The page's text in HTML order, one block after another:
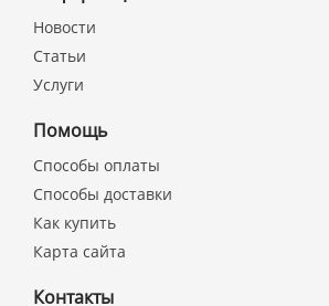
Новости
Статьи
Услуги
Помощь
Способы оплаты
Способы доставки
Как купить
Карта сайта
Контакты